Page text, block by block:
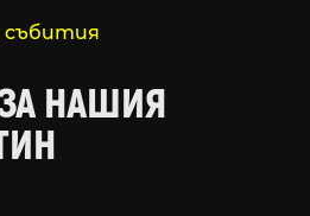
събития
НАШИЯ